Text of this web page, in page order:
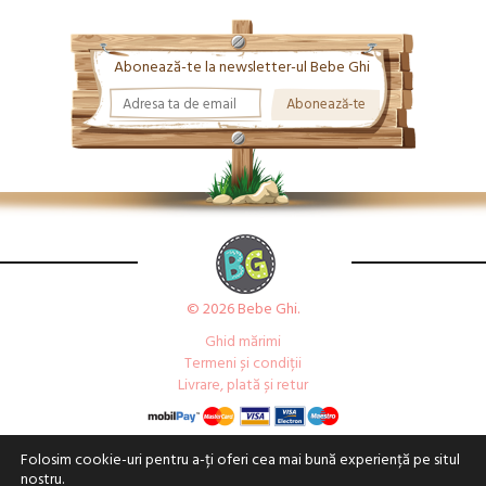
Abonează-te la newsletter-ul Bebe Ghi
© 2026 Bebe Ghi.
Ghid mărimi
Termeni și condiții
Livrare, plată și retur
Folosim cookie-uri pentru a-ți oferi cea mai bună experiență pe situl
nostru.